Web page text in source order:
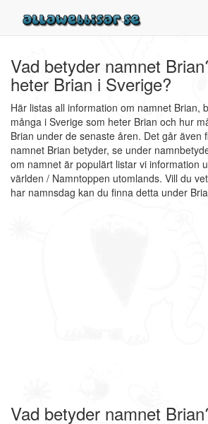
Vad betyder namnet
heter Brian i Sverige?
Här listas all information om namnet Brian,
många i Sverige som heter Brian och hur
Brian under de senaste åren. Det går även
namnet Brian betyder, se under
om namnet är populärt listar vi information
världen / Namntoppen utomlands. Vill du
har namnsdag kan du finna detta under
Vad betyder namnet